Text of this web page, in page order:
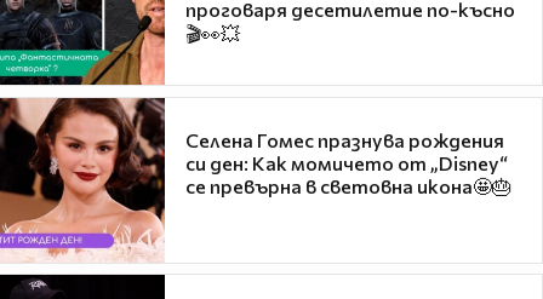
проговаря десетилетие по-късно
🎬👀💥
Селена Гомес празнува рождения
си ден: Как момичето от „Disney“
се превърна в световна икона🤩🎂